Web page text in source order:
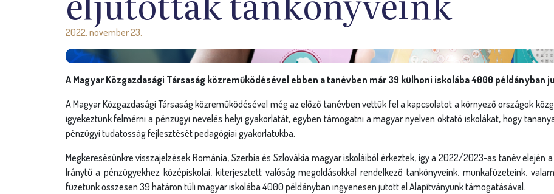
2022. november 23.
A Magyar Közgazdasági Társaság közreműködésével ebben a tanévben már 39 külhoni iskolába 4000
A Magyar Közgazdasági Társaság közreműködésével még az előző tanévben vettük fel a kapcsolatot a környező országok
igyekeztünk felmérni a pénzügyi nevelés helyi gyakorlatát, egyben támogatni a magyar nyelven oktató iskolákat, hogy
pénzügyi tudatosság fejlesztését pedagógiai gyakorlatukba.
Megkeresésünkre visszajelzések Románia, Szerbia és Szlovákia magyar iskoláiból érkeztek, így a 2022/2023-as tanév elején
Iránytű a pénzügyekhez középiskolai, kiterjesztett valóság megoldásokkal rendelkező tankönyveink, munkafüzeteink,
füzetünk összesen 39 határon túli magyar iskolába 4000 példányban ingyenesen jutott el Alapítványunk támogatásával.